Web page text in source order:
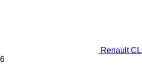
Renault
6